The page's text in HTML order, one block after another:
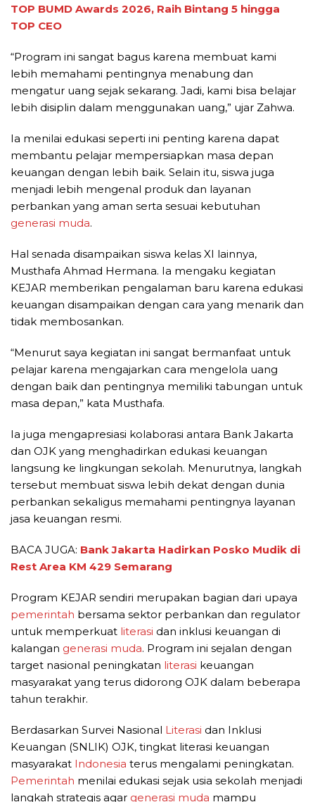
TOP BUMD Awards 2026, Raih Bintang 5 hingga
TOP CEO
“Program ini sangat bagus karena membuat kami
lebih memahami pentingnya menabung dan
mengatur uang sejak sekarang. Jadi, kami bisa belajar
lebih disiplin dalam menggunakan uang,” ujar Zahwa.
Ia menilai edukasi seperti ini penting karena dapat
membantu pelajar mempersiapkan masa depan
keuangan dengan lebih baik. Selain itu, siswa juga
menjadi lebih mengenal produk dan layanan
perbankan yang aman serta sesuai kebutuhan
generasi muda.
Hal senada disampaikan siswa kelas XI lainnya,
Musthafa Ahmad Hermana. Ia mengaku kegiatan
KEJAR memberikan pengalaman baru karena edukasi
keuangan disampaikan dengan cara yang menarik dan
tidak membosankan.
“Menurut saya kegiatan ini sangat bermanfaat untuk
pelajar karena mengajarkan cara mengelola uang
dengan baik dan pentingnya memiliki tabungan untuk
masa depan,” kata Musthafa.
Ia juga mengapresiasi kolaborasi antara Bank Jakarta
dan OJK yang menghadirkan edukasi keuangan
langsung ke lingkungan sekolah. Menurutnya, langkah
tersebut membuat siswa lebih dekat dengan dunia
perbankan sekaligus memahami pentingnya layanan
jasa keuangan resmi.
BACA JUGA: Bank Jakarta Hadirkan Posko Mudik di
Rest Area KM 429 Semarang
Program KEJAR sendiri merupakan bagian dari upaya
pemerintah bersama sektor perbankan dan regulator
untuk memperkuat literasi dan inklusi keuangan di
kalangan generasi muda. Program ini sejalan dengan
target nasional peningkatan literasi keuangan
masyarakat yang terus didorong OJK dalam beberapa
tahun terakhir.
Berdasarkan Survei Nasional Literasi dan Inklusi
Keuangan (SNLIK) OJK, tingkat literasi keuangan
masyarakat Indonesia terus mengalami peningkatan.
Pemerintah menilai edukasi sejak usia sekolah menjadi
langkah strategis agar generasi muda mampu